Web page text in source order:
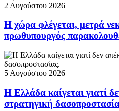
2 Αυγούστου 2026
Η χώρα φλέγεται, μετρά
πρωθυπουργός
5 Αυγούστου 2026
Η Ελλάδα καίγεται γιατί
στρατηγική